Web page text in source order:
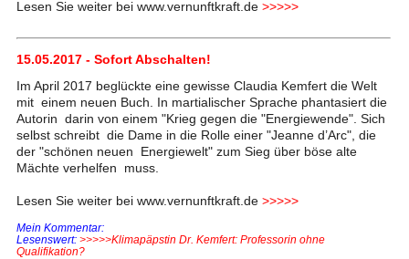
Lesen Sie weiter bei www.vernunftkraft.de >>>>>
15.05.2017 - Sofort Abschalten!
Im April 2017 beglückte eine gewisse Claudia Kemfert die Welt
mit einem neuen Buch. In martialischer Sprache phantasiert die
Autorin darin von einem "Krieg gegen die "Energiewende". Sich
selbst schreibt die Dame in die Rolle einer "Jeanne d’Arc", die
der "schönen neuen Energiewelt" zum Sieg über böse alte
Mächte verhelfen muss.
Lesen Sie weiter bei www.vernunftkraft.de >>>>>
Mein Kommentar:
Lesenswert: >>>>>Klimapäpstin Dr. Kemfert: Professorin ohne
Qualifikation?